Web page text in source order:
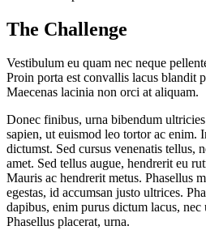
The Challenge
Vestibulum eu quam nec neque
Proin porta est convallis lacus blandit
Maecenas lacinia non orci at aliquam.
Donec finibus, urna bibendum
sapien, ut euismod leo tortor ac enim.
dictumst. Sed cursus venenatis tellus,
amet. Sed tellus augue, hendrerit eu
Mauris ac hendrerit metus. Phasellus
egestas, id accumsan justo ultrices.
dapibus, enim purus dictum lacus, nec
Phasellus placerat, urna.